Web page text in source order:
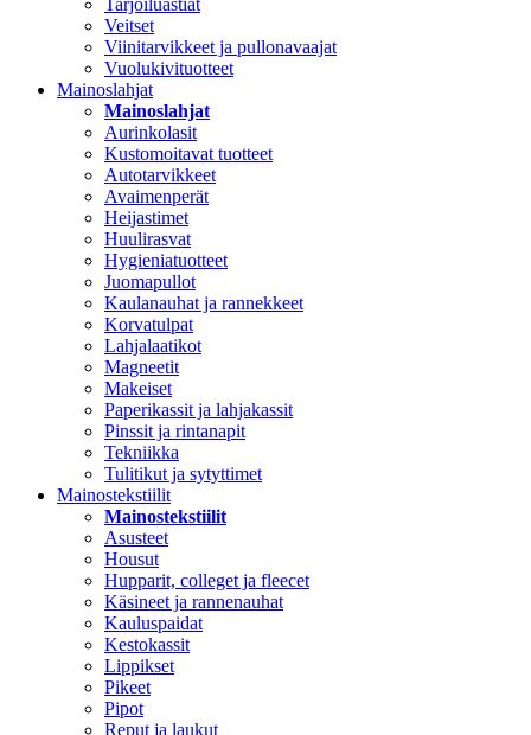
Tarjoiluastiat
Veitset
Viinitarvikkeet ja pullonavaajat
Vuolukivituotteet
Mainoslahjat
Mainoslahjat
Aurinkolasit
Kustomoitavat tuotteet
Autotarvikkeet
Avaimenperät
Heijastimet
Huulirasvat
Hygieniatuotteet
Juomapullot
Kaulanauhat ja rannekkeet
Korvatulpat
Lahjalaatikot
Magneetit
Makeiset
Paperikassit ja lahjakassit
Pinssit ja rintanapit
Tekniikka
Tulitikut ja sytyttimet
Mainostekstiilit
Mainostekstiilit
Asusteet
Housut
Hupparit, colleget ja fleecet
Käsineet ja rannenauhat
Kauluspaidat
Kestokassit
Lippikset
Pikeet
Pipot
Reput ja laukut